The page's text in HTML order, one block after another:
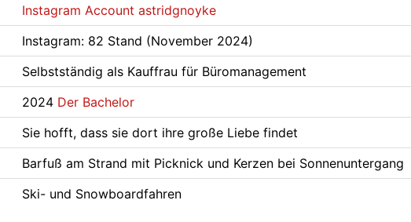
Instagram Account astridgnoyke
Instagram: 82 Stand (November 2024)
Selbstständig als Kauffrau für Büromanagement
2024 Der Bachelor
Sie hofft, dass sie dort ihre große Liebe findet
Barfuß am Strand mit Picknick und Kerzen bei Sonnenuntergang
Ski- und Snowboardfahren